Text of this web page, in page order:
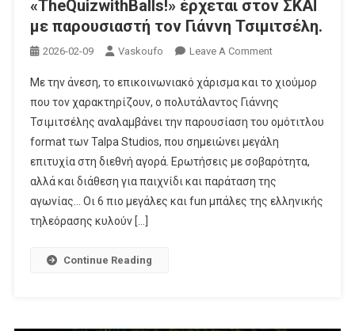
«TheQuizwithBalls!» έρχεται στον ΣΚΑΪ
με παρουσιαστή τον Γιάννη Τσιμιτσέλη.
2026-02-09 Vaskoufo Leave A CommentOn
Έρχεται
Στον
ΣΚΑΪ
Με
Παρουσιαστή
Τον
Γιάννη
Με την άνεση, το επικοινωνιακό χάρισμα και το χιούμορ
που τον χαρακτηρίζουν, ο πολυτάλαντος Γιάννης
Τσιμιτσέλης αναλαμβάνει την παρουσίαση του ομότιτλου
format των Talpa Studios, που σημειώνει μεγάλη
επιτυχία στη διεθνή αγορά. Ερωτήσεις με σοβαρότητα,
αλλά και διάθεση για παιχνίδι και παράταση της
αγωνίας… Οι 6 πιο μεγάλες και fun μπάλες της ελληνικής
τηλεόρασης κυλούν […]
Continue Reading